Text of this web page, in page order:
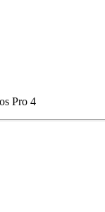
Pro 4